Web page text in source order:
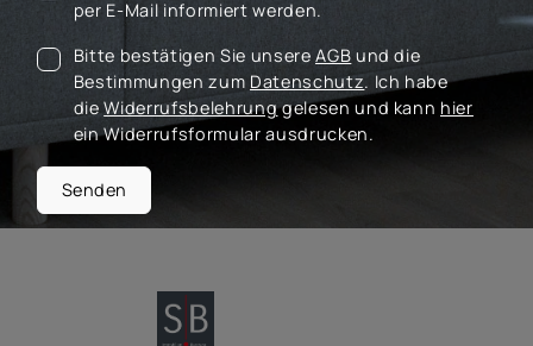
per E-Mail informiert werden.
Bitte bestätigen Sie unsereAGB und die
Bestimmungen zum Datenschutz. Ich habe
dieWiderrufsbelehrunggelesen und kann hier
ein Widerrufsformular ausdrucken.
Senden